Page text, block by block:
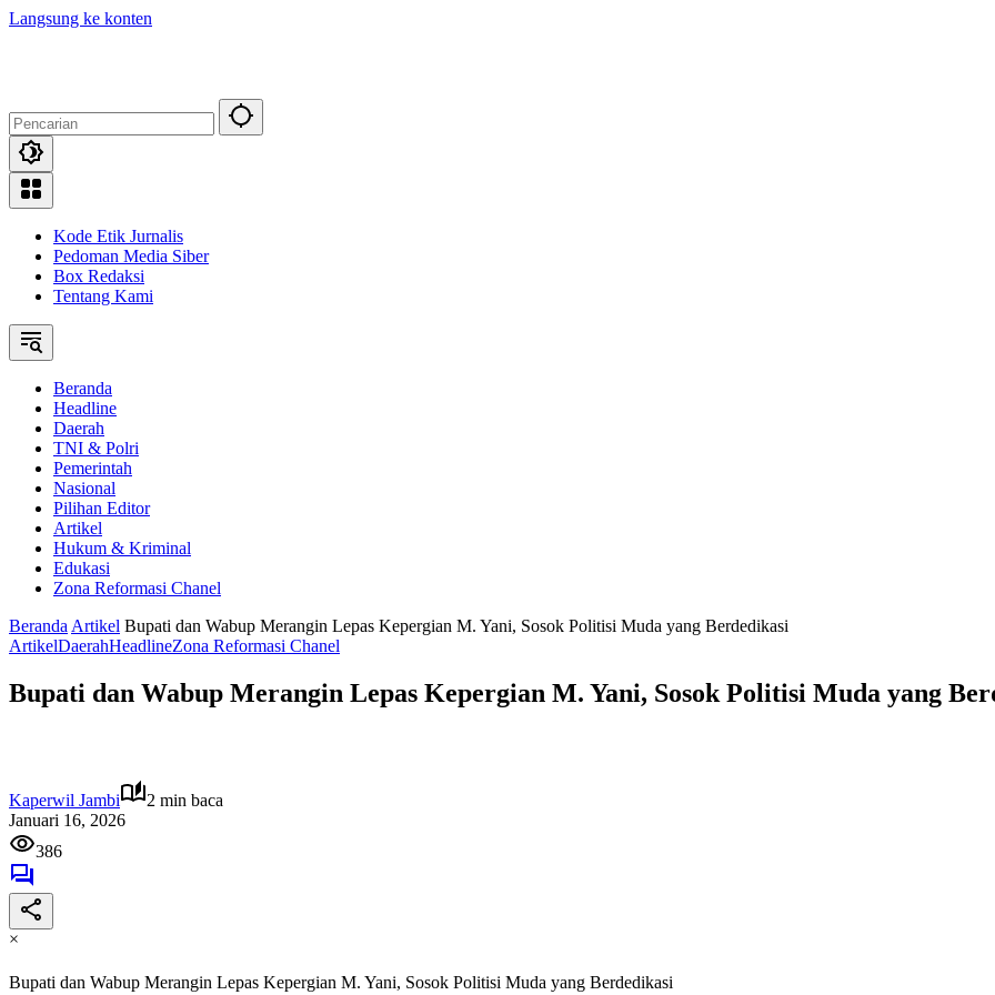
Langsung ke konten
Kode Etik Jurnalis
Pedoman Media Siber
Box Redaksi
Tentang Kami
Beranda
Headline
Daerah
TNI & Polri
Pemerintah
Nasional
Pilihan Editor
Artikel
Hukum & Kriminal
Edukasi
Zona Reformasi Chanel
Beranda Artikel Bupati dan Wabup Merangin Lepas Kepergian M. Yani, Sosok Politisi Muda yang Berdedikasi
ArtikelDaerahHeadlineZona Reformasi Chanel
Bupati dan Wabup Merangin Lepas Kepergian M. Yani, Sosok Politisi Muda yang
Kaperwil Jambi
2 min baca
Januari 16, 2026
386
×
Bupati dan Wabup Merangin Lepas Kepergian M. Yani, Sosok Politisi Muda yang Berdedikasi